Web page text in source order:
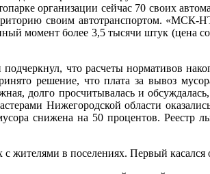
организации сейчас 70 своих
своим автотранспортом. «МСК-
момент более 3,5 тысячи штук (цена
что расчеты нормативов
решение, что плата за вывоз
долго просчитывалась и
Нижегородской области
снижена на 50 процентов. Реестр
жителями в поселениях. Первый касался